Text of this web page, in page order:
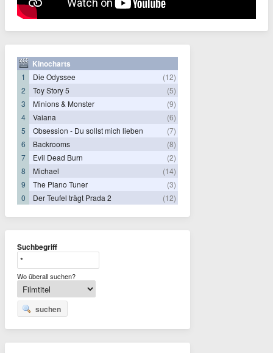
Kinocharts
1 Die Odyssee
(12)
2
Toy Story 5
(5)
3
Minions & Monster
(9)
4
Vaiana
(6)
5
Obsession - Du sollst mich lieben
(7)
6
Backrooms
(8)
7
Evil Dead Burn
(2)
8
Michael
(14)
9
The Piano Tuner
(3)
0
Der Teufel trägt Prada 2 (12)
Suchbegriff
Wo überall suchen?
suchen